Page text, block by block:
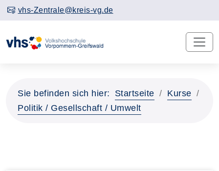
vhs-Zentrale@kreis-vg.de
Sie befinden sich hier: Startseite
Kurse
Politik / Gesellschaft / Umwelt